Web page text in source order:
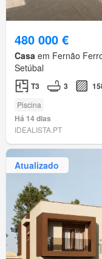
480 000 €
Casa em Fernão
Setúbal
T3 3
Piscina
Há 14 dias
IDEALISTA.PT
Atualizado